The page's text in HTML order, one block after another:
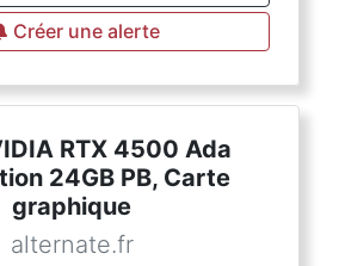
Créer une alerte
RTX 4500 Ada
24GB PB, Carte
graphique
alternate.fr